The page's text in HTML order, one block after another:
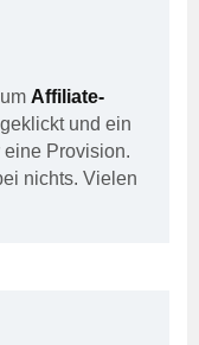
Affiliate-
und ein
Provision.
nichts. Vielen